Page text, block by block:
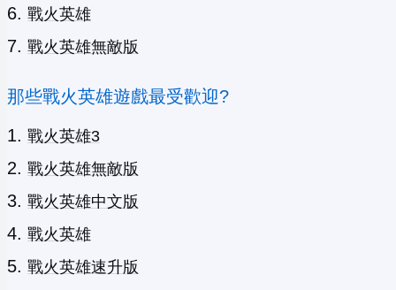
戰火英雄
戰火英雄無敵版
那些戰火英雄遊戲最受歡迎?
戰火英雄3
戰火英雄無敵版
戰火英雄中文版
戰火英雄
戰火英雄速升版